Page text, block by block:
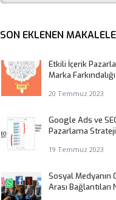
SON EKLENEN
Etkili İçerik
Marka
20 Temmuz 2023
Google Ads ve
Pazarlama
19 Temmuz 2023
Sosyal Medyanın
Arası Bağlantıları